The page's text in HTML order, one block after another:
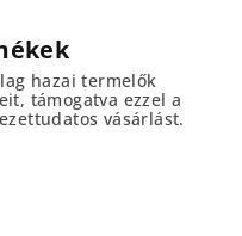
hazai termelők
támogatva ezzel a
vásárlást.